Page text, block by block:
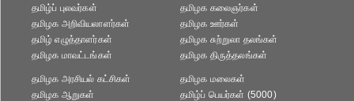
தமிழ்ப் புலவர்கள்
தமிழக கலைஞர்கள்
தமிழக அறிவியலாளர்கள்‎
தமிழ் எழுத்தாளர்கள்
தமிழக மாவட்டங்கள்
தமிழக ஊர்கள்
தமிழக சுற்றுலா தலங்கள்
தமிழக திருத்தலங்கள்
தமிழக அரசியல் கட்சிகள்
தமிழக ஆறுகள்
தமிழக மலைகள்
தமிழ்ப் பெயர்கள் (5000)